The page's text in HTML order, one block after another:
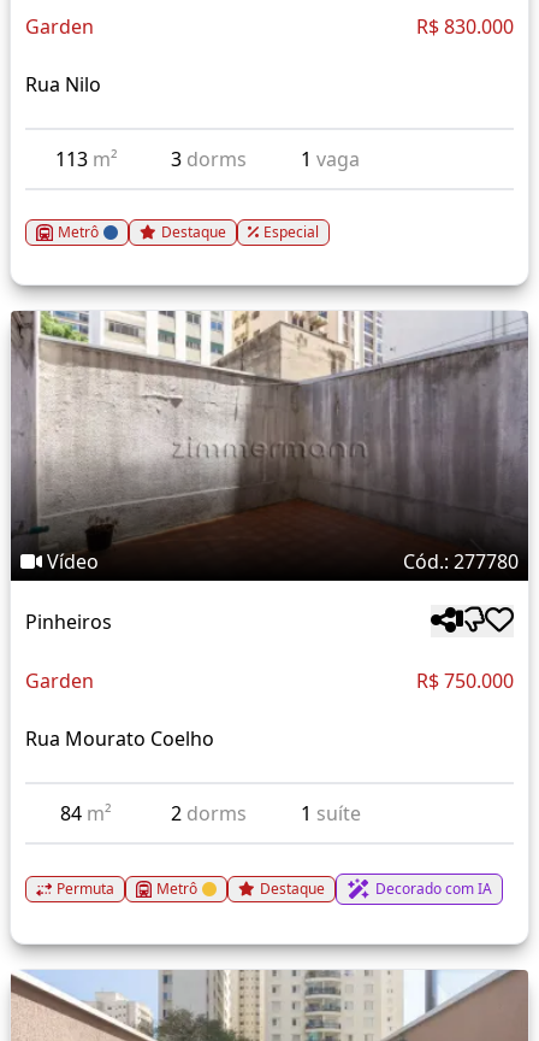
Garden R$ 830.000
Rua Nilo
113 m² 3 dorms 1vaga
Metrô Destaque Especial
Vídeo Cód.: 277780
Pinheiros
Garden R$ 750.000
Rua Mourato Coelho
84 m² 2 dorms 1 suíte
Permuta Metrô Destaque Decorado com IA